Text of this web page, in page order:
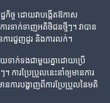
កិច្ច ដោយវាបង្កើតឱកាស
រទាក់ទាញអតិថិជនថ្មីៗ។ វាបាន
ការជួញដូរ និងការលក់។
យទាក់ទងជាមួយគ្នាដោយប្រើ
ការប្រែប្រួលនេះនាំឲ្យមានការ
ានការបង្ហាញពីការប្រែប្រួលនៃមតិ